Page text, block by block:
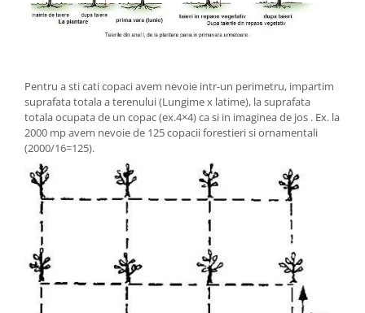
Pentru a sti cati copaci avem nevoie intr-un perimetru, impartim
suprafata totala a terenului (Lungime x latime), la suprafata
totala ocupata de un copac (ex.4×4) ca si in imaginea de jos . Ex. la
2000 mp avem nevoie de 125 copacii forestieri si ornamentali
(2000/16=125).